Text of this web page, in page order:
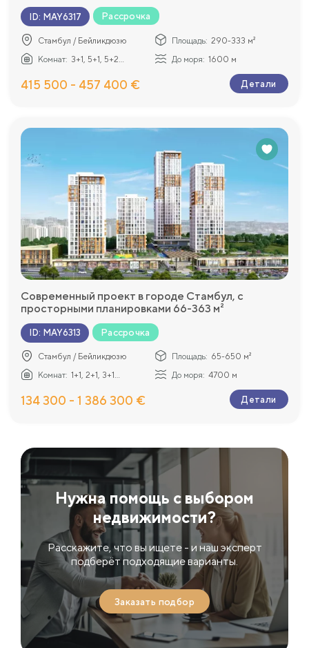
ID: MAY6317 Рассрочка
Стамбул / Бейликдюзю Площадь: 290-333 м²
Комнат: 3+1, 5+1, 5+2... До моря: 1600 м
415 500 - 457 400 € Детали
Современный проект в городе Стамбул, с
просторными планировками 66-363 м²
ID: MAY6313 Рассрочка
Стамбул / Бейликдюзю Площадь: 65-650 м²
Комнат: 1+1, 2+1, 3+1... До моря: 4700 м
134 300 - 1 386 300 € Детали
Нужна помощь с выбором
недвижимости?
Расскажите, что вы ищете - и наш эксперт
подберёт подходящие варианты.
Заказать подбор